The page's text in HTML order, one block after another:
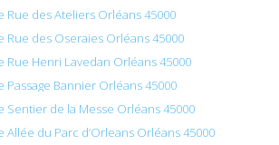
Rue des Ateliers Orléans 45000
Rue des Oseraies Orléans 45000
Rue Henri Lavedan Orléans 45000
Passage Bannier Orléans 45000
Sentier de la Messe Orléans 45000
Allée du Parc d’Orleans Orléans 45000